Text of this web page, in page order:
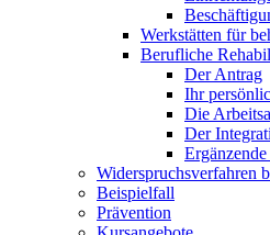
Werkstätten für
Berufliche
Der Antrag
Ihr
Die
Der
Widerspruchsverfahren
Beispielfall
Prävention